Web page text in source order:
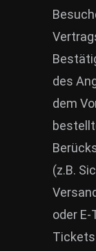
des
dem
(z.B.
oder